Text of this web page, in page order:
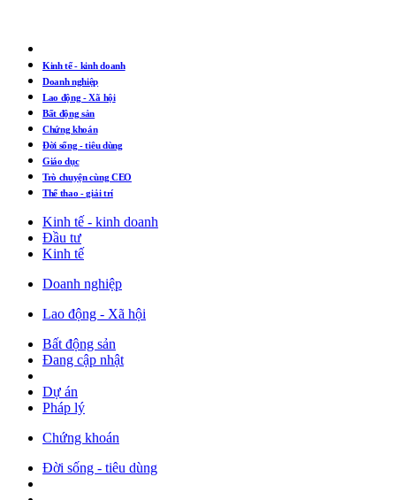
Kinh tế - kinh doanh
Doanh nghiệp
Lao động - Xã hội
Bất động sản
Chứng khoán
Đời sống - tiêu dùng
Giáo dục
Trò chuyện cùng CEO
Thể thao - giải trí
Kinh tế - kinh doanh
Đầu tư
Kinh tế
Doanh nghiệp
Lao động - Xã hội
Bất động sản
Đang cập nhật
Dự án
Pháp lý
Chứng khoán
Đời sống - tiêu dùng